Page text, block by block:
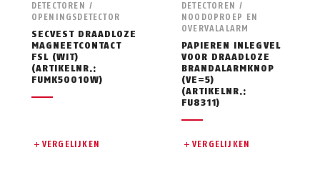
DETECTOREN /
OPENINGSDETECTOR
SECVEST DRAADLOZE
MAGNEETCONTACT
FSL (WIT)
(ARTIKELNR.:
FUMK50010W)
VERGELIJKEN
DETECTOREN /
NOODOPROEP EN
OVERVALALARM
PAPIEREN INLEGVEL
VOOR DRAADLOZE
BRANDALARMKNOP
(VE=5)
(ARTIKELNR.:
FU8311)
VERGELIJKEN